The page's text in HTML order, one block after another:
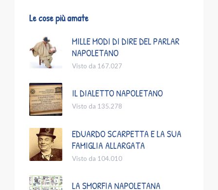
Le cose più amate
MILLE MODI DI DIRE DEL PARLAR
NAPOLETANO
Visto da 167.027
IL DIALETTO NAPOLETANO
Visto da 135.278
EDUARDO SCARPETTA E LA SUA
FAMIGLIA ALLARGATA
Visto da 104.010
LA SMORFIA NAPOLETANA